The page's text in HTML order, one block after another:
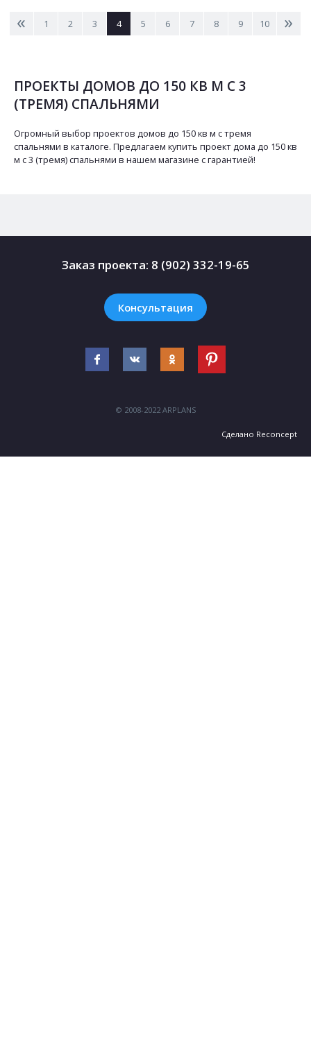
< 1 2 3 4 5 6 7 8 9 10 >
ПРОЕКТЫ ДОМОВ ДО 150 КВ М С 3
(ТРЕМЯ) СПАЛЬНЯМИ
Огромный выбор проектов домов до 150 кв м с тремя
спальнями в каталоге. Предлагаем купить проект дома до 150 кв
м с 3 (тремя) спальнями в нашем магазине с гарантией!
Заказ проекта: 8 (902) 332-19-65
Консультация
© 2008-2022 ARPLANS
Сделано Reconcept